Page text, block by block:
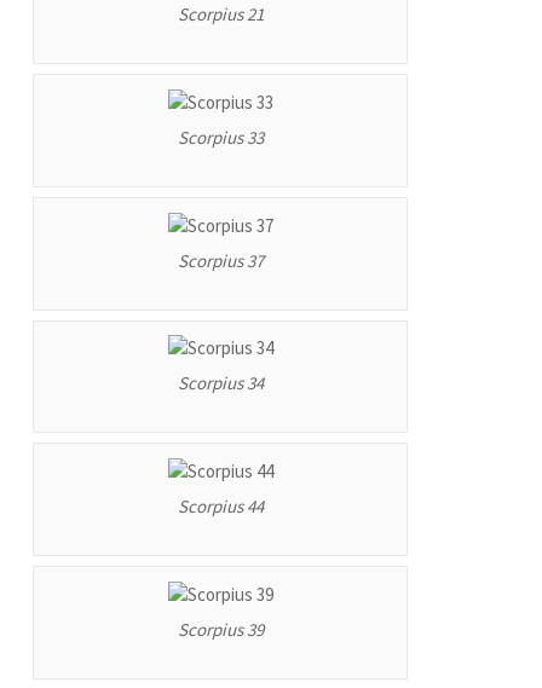
Scorpius 21
Scorpius 33
Scorpius 37
Scorpius 34
Scorpius 44
Scorpius 39